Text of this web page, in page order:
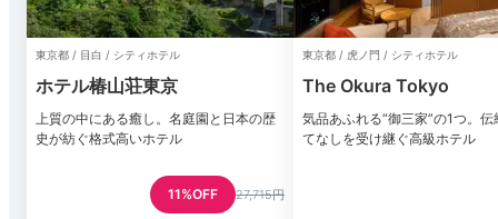
東京都 / 目白 / シティホテル
ホテル椿山荘東京
上質の中にある癒し。名庭園と日本の歴
史が紡ぐ格式高いホテル
11%OFF 27,715円
東京都 / 虎ノ門 / シティホテル
The Okura Tokyo
気品あふれる“御三家”の1つ。
てなしを受け継ぐ高級ホテル